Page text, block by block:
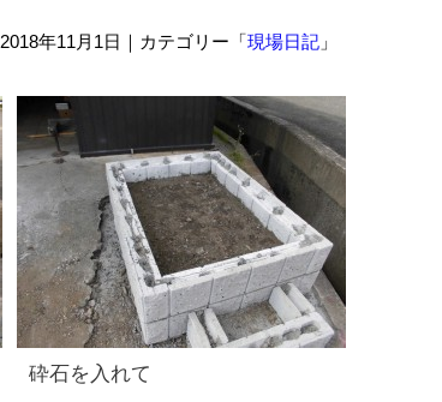
2018年11月1日 ｜カテゴリー「現場日記 」
砕石を入れて